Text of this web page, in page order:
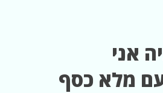
אני
עם מלא כסף